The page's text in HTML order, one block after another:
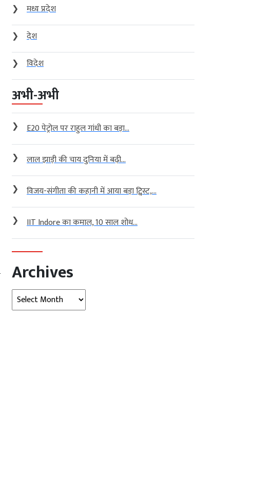
❯
मध्य प्रदेश
❯
देश
❯
विदेश
अभी-अभी
❯ E20 पेट्रोल पर राहुल गांधी का बड़ा...
❯ लाल झाड़ी की चाय दुनिया में बढ़ी...
❯ विजय-संगीता की कहानी में आया बड़ा ट्विस्ट,...
❯ IIT Indore का कमाल, 10 साल शोध...
Archives
Archives